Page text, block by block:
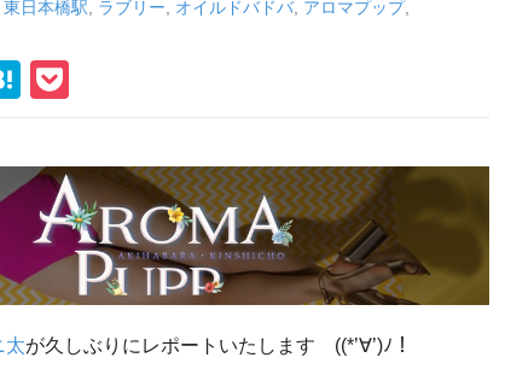
東日本橋駅, ラブリー, オイルドバドバ, アロマプップ,
H
at
e
n
a
o
ck
et
太が久しぶりにレポートいたします ((*’∀’)ﾉ！